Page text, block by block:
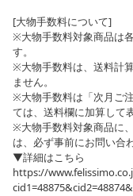
[大物手数料について]
※大物手数料対象商品は
す。
※大物手数料は、送料計
ません。
※大物手数料は「次月ご
ては、送料欄に加算して
※大物手数料対象商品に
は、必ず事前にお問い合
▼詳細はこちら
https://